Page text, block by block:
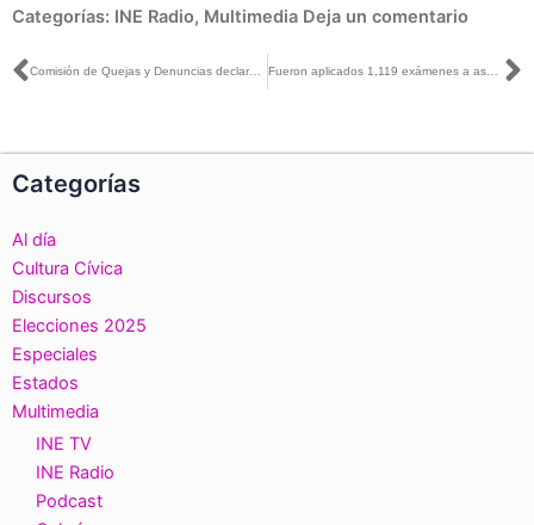
Categorías: INE Radio, Multimedia Deja un comentario
Ant Fueron aplicados 1,119 exámenes a aspirantes a Supervisores y Capacitadores-Asistentes Electorales en Nayarit
Categorías
Al día
Cultura Cívica
Discursos
Elecciones 2025
Especiales
Estados
Multimedia
INE TV
INE Radio
Podcast